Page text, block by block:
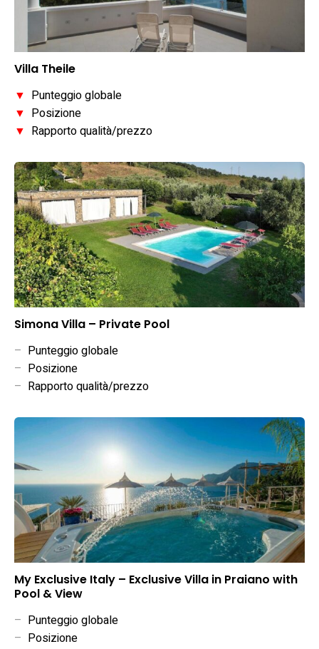
Villa Theile
▼ Punteggio globale
▼ Posizione
▼ Rapporto qualità/prezzo
Simona Villa – Private Pool
– Punteggio globale
– Posizione
– Rapporto qualità/prezzo
My Exclusive Italy – Exclusive Villa in Praiano with
Pool & View
– Punteggio globale
– Posizione